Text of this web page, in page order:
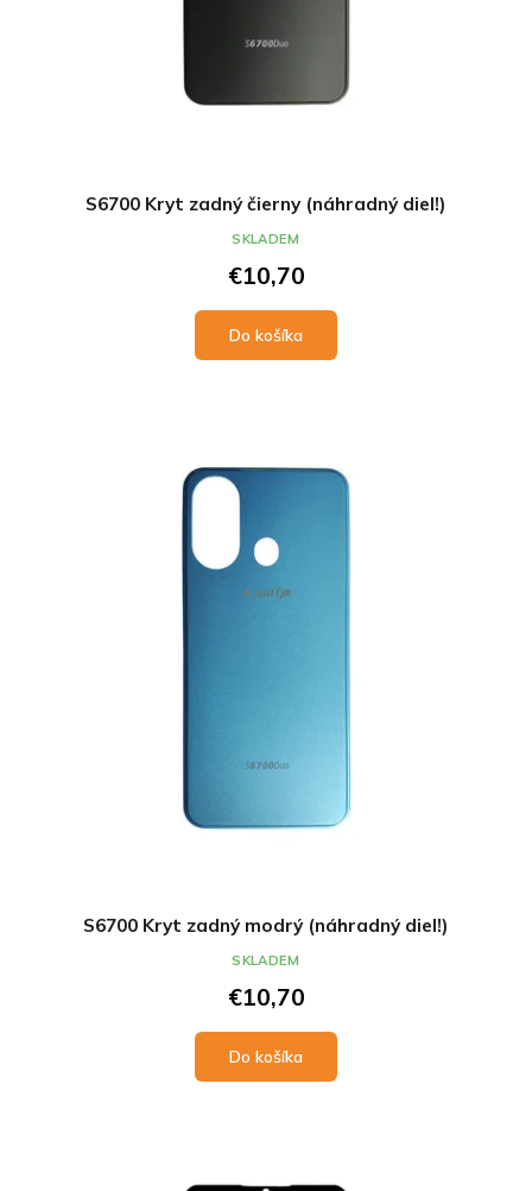
S6700 Kryt zadný čierny (náhradný diel!)
€10,70
Do košíka
SKLADEM
S6700 Kryt zadný modrý (náhradný diel!)
€10,70
Do košíka
SKLADEM